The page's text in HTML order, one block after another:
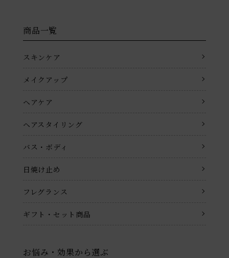
商品一覧
スキンケア
メイクアップ
ヘアケア
ヘアスタイリング
バス・ボディ
日焼け止め
フレグランス
ギフト・セット商品
お悩み・効果から選ぶ